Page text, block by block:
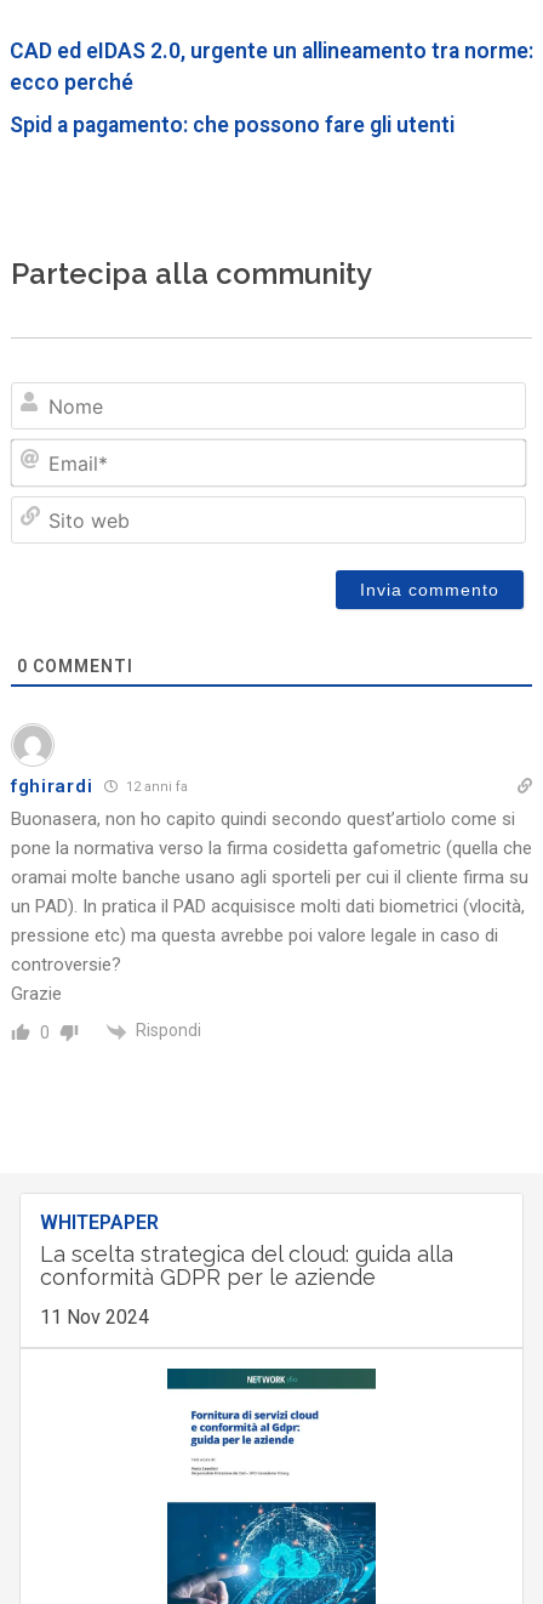
CAD ed eIDAS 2.0, urgente un allineamento tra norme:
ecco perché
Spid a pagamento: che possono fare gli utenti
Partecipa alla community
0 COMMENTI
fghirardi 12 anni fa
Buonasera, non ho capito quindi secondo quest’artiolo come si
pone la normativa verso la firma cosidetta gafometric (quella che
oramai molte banche usano agli sporteli per cui il cliente firma su
un PAD). In pratica il PAD acquisisce molti dati biometrici (vlocità,
pressione etc) ma questa avrebbe poi valore legale in caso di
controversie?
Grazie
0 Rispondi
WHITEPAPER
La scelta strategica del cloud: guida alla
conformità GDPR per le aziende
11 Nov 2024